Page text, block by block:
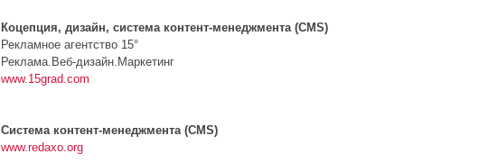
Коцепция, дизайн, система контент-менеджмента (CMS)
Рекламное агентство 15°
Реклама.Веб-дизайн.Маркетинг
www.15grad.com
Система контент-менеджмента (CMS)
www.redaxo.org